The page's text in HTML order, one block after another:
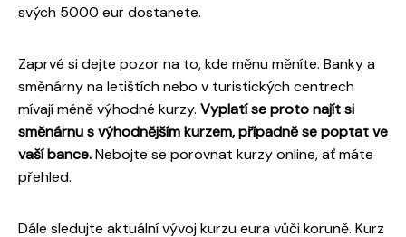
svých 5000 eur dostanete.
Zaprvé si dejte pozor na to, kde měnu měníte. Banky a
směnárny na letištích nebo v turistických centrech
mívají méně výhodné kurzy. Vyplatí se proto najít si
směnárnu s výhodnějším kurzem, případně se poptat ve
vaší bance.Nebojte se porovnat kurzy online, ať máte
přehled.
Dále sledujte aktuální vývoj kurzu eura vůči koruně. Kurz